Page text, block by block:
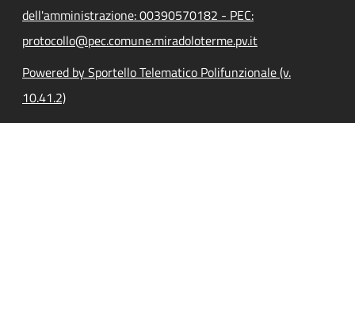
dell'amministrazione: 00390570182 - PEC:
protocollo@pec.comune.miradoloterme.pv.it
Powered by Sportello Telematico Polifunzionale (v.
10.41.2)